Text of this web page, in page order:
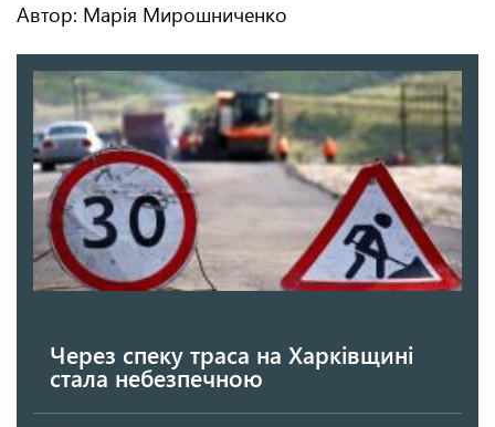
Автор: Марія Мирошниченко
Через спеку траса на Харківщині
стала небезпечною